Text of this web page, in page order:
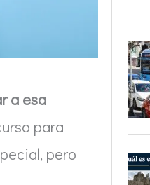
a esa
para
pero